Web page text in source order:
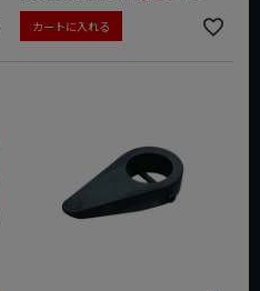
カートに入れる